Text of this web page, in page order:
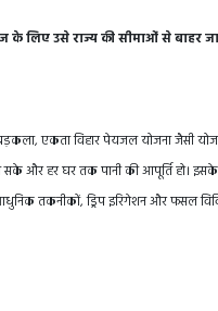
के लिए उसे राज्य की सीमाओं से बाहर
एकता विहार पेयजल योजना जैसी
और हर घर तक पानी की आपूर्ति हो।
तकनीकों, ड्रिप इरिगेशन और फसल